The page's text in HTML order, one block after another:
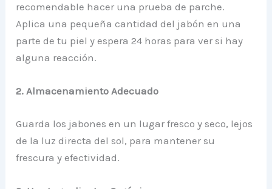
recomendable hacer una prueba de parche.
Aplica una pequeña cantidad del jabón en una
parte de tu piel y espera 24 horas para ver si hay
alguna reacción.
2. Almacenamiento Adecuado
Guarda los jabones en un lugar fresco y seco, lejos
de la luz directa del sol, para mantener su
frescura y efectividad.